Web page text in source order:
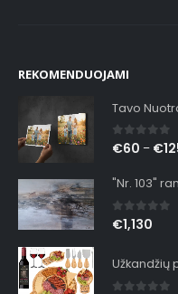
REKOMENDUOJAMI
Tavo
0out of
€60 – €
"Nr. 103"
0out of
€1,130
Užkandžių